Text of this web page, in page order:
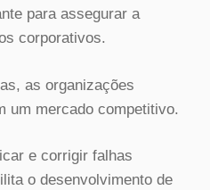
para assegurar a
corporativos.
as organizações
um mercado competitivo.
e corrigir falhas
o desenvolvimento de